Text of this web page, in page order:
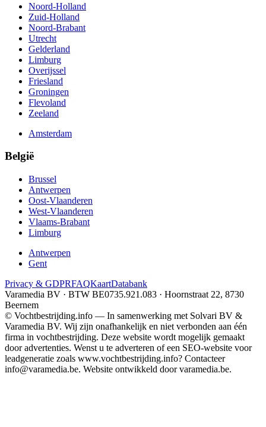
Noord-Holland
Zuid-Holland
Noord-Brabant
Utrecht
Gelderland
Limburg
Overijssel
Friesland
Groningen
Flevoland
Zeeland
Amsterdam
België
Brussel
Antwerpen
Oost-Vlaanderen
West-Vlaanderen
Vlaams-Brabant
Limburg
Antwerpen
Gent
Privacy & GDPRFAQKaartDatabank
Varamedia BV · BTW BE0735.921.083 · Hoornstraat 22, 8730
Beernem
© Vochtbestrijding.info — In samenwerking met Solvari BV &
Varamedia BV. Wij zijn onafhankelijk en niet verbonden aan één
firma in vochtbestrijding. Deze website wordt mogelijk gemaakt
door advertenties. Wenst u te adverteren of een SEO-website voor
leadgeneratie zoals www.vochtbestrijding.info? Contacteer
info@varamedia.be. Website ontwikkeld door varamedia.be.